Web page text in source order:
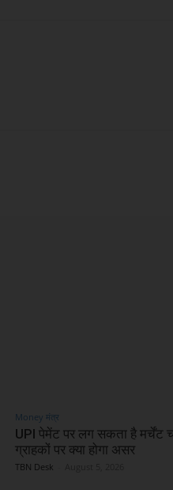
Money मंत्र
UPI पेमेंट पर लग सकता है मर्चेंट
ग्राहकों पर क्या होगा असर
TBN Desk